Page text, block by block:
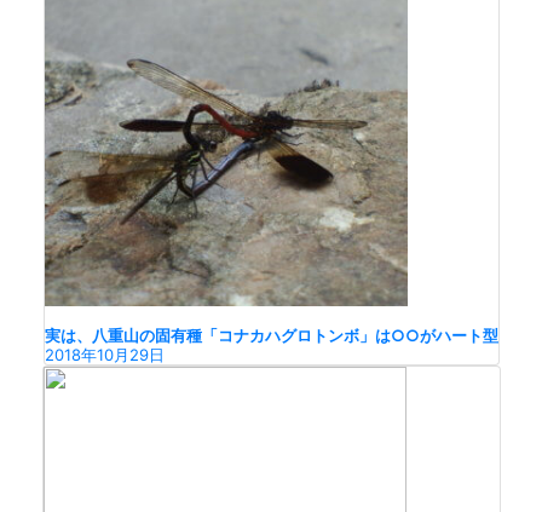
実は、八重山の固有種「コナカハグロトンボ」は○○がハート型
2018年10月29日